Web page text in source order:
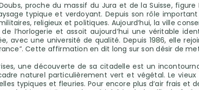
proche du massif du Jura et de la Suisse,
typique et verdoyant. Depuis son rôle
religieux et politiques. Aujourd’hui, la ville
l’horlogerie et assoit aujourd’hui une véritable
avec une université de qualité. Depuis 1986, elle
Cette affirmation en dit long sur son désir de
une découverte de sa citadelle est un
naturel particulièrement vert et végétal. Le
typiques et fleuries. Pour encore plus d’air frais et